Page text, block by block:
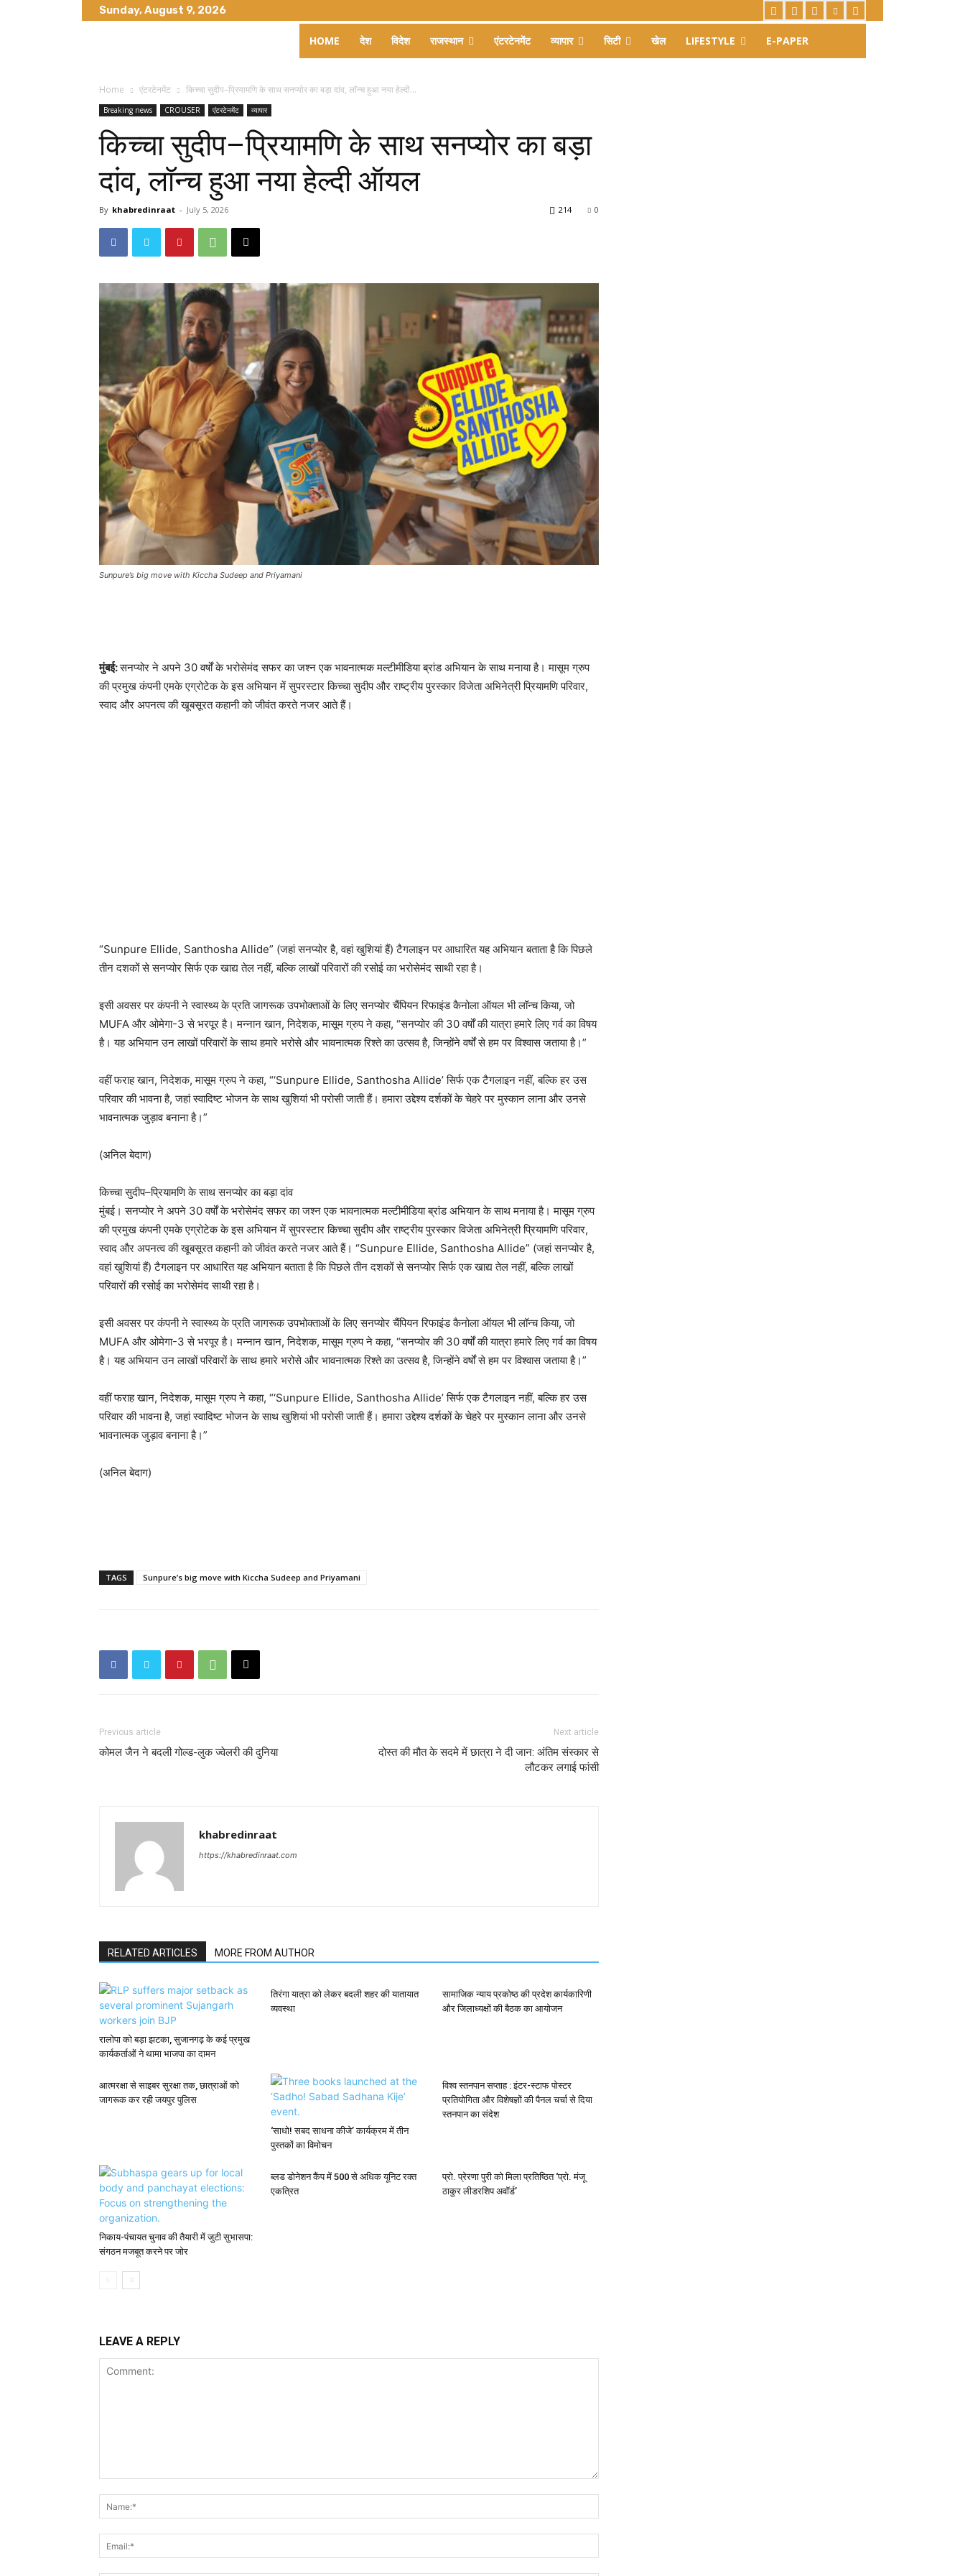
Sunday, August 9, 2026
HOME देश विदेश राजस्थान एंटरटेनमेंट व्यापार सिटी खेल LIFESTYLE E-PAPER
Home एंटरटेनमेंट किच्चा सुदीप–प्रियामणि के साथ सनप्योर का बड़ा दांव, लॉन्च हुआ नया हेल्दी...
Breaking news CROUSER एंटरटेनमेंट व्यापार
किच्चा सुदीप–प्रियामणि के साथ सनप्योर का बड़ा
दांव, लॉन्च हुआ नया हेल्दी ऑयल
By khabredinraat - July 5, 2026 0
214
Sunpure’s big move with Kiccha Sudeep and Priyamani
मुंबई:सनप्योर ने अपने 30 वर्षों के भरोसेमंद सफर का जश्न एक भावनात्मक मल्टीमीडिया ब्रांड अभियान के साथ मनाया है। मासूम ग्रुप
की प्रमुख कंपनी एमके एग्रोटेक के इस अभियान में सुपरस्टार किच्चा सुदीप और राष्ट्रीय पुरस्कार विजेता अभिनेत्री प्रियामणि परिवार,
स्वाद और अपनत्व की खूबसूरत कहानी को जीवंत करते नजर आते हैं।
“Sunpure Ellide, Santhosha Allide” (जहां सनप्योर है, वहां खुशियां हैं) टैगलाइन पर आधारित यह अभियान बताता है कि पिछले
तीन दशकों से सनप्योर सिर्फ एक खाद्य तेल नहीं, बल्कि लाखों परिवारों की रसोई का भरोसेमंद साथी रहा है।
इसी अवसर पर कंपनी ने स्वास्थ्य के प्रति जागरूक उपभोक्ताओं के लिए सनप्योर चैंपियन रिफाइंड कैनोला ऑयल भी लॉन्च किया, जो
MUFA और ओमेगा-3 से भरपूर है। मन्नान खान, निदेशक, मासूम ग्रुप ने कहा, “सनप्योर की 30 वर्षों की यात्रा हमारे लिए गर्व का विषय
है। यह अभियान उन लाखों परिवारों के साथ हमारे भरोसे और भावनात्मक रिश्ते का उत्सव है, जिन्होंने वर्षों से हम पर विश्वास जताया है।”
वहीं फराह खान, निदेशक, मासूम ग्रुप ने कहा, “‘Sunpure Ellide, Santhosha Allide’ सिर्फ एक टैगलाइन नहीं, बल्कि हर उस
परिवार की भावना है, जहां स्वादिष्ट भोजन के साथ खुशियां भी परोसी जाती हैं। हमारा उद्देश्य दर्शकों के चेहरे पर मुस्कान लाना और उनसे
भावनात्मक जुड़ाव बनाना है।”
(अनिल बेदाग)
किच्चा सुदीप–प्रियामणि के साथ सनप्योर का बड़ा दांव
मुंबई। सनप्योर ने अपने 30 वर्षों के भरोसेमंद सफर का जश्न एक भावनात्मक मल्टीमीडिया ब्रांड अभियान के साथ मनाया है। मासूम ग्रुप
की प्रमुख कंपनी एमके एग्रोटेक के इस अभियान में सुपरस्टार किच्चा सुदीप और राष्ट्रीय पुरस्कार विजेता अभिनेत्री प्रियामणि परिवार,
स्वाद और अपनत्व की खूबसूरत कहानी को जीवंत करते नजर आते हैं। “Sunpure Ellide, Santhosha Allide” (जहां सनप्योर है,
वहां खुशियां हैं) टैगलाइन पर आधारित यह अभियान बताता है कि पिछले तीन दशकों से सनप्योर सिर्फ एक खाद्य तेल नहीं, बल्कि लाखों
परिवारों की रसोई का भरोसेमंद साथी रहा है।
इसी अवसर पर कंपनी ने स्वास्थ्य के प्रति जागरूक उपभोक्ताओं के लिए सनप्योर चैंपियन रिफाइंड कैनोला ऑयल भी लॉन्च किया, जो
MUFA और ओमेगा-3 से भरपूर है। मन्नान खान, निदेशक, मासूम ग्रुप ने कहा, “सनप्योर की 30 वर्षों की यात्रा हमारे लिए गर्व का विषय
है। यह अभियान उन लाखों परिवारों के साथ हमारे भरोसे और भावनात्मक रिश्ते का उत्सव है, जिन्होंने वर्षों से हम पर विश्वास जताया है।”
वहीं फराह खान, निदेशक, मासूम ग्रुप ने कहा, “‘Sunpure Ellide, Santhosha Allide’ सिर्फ एक टैगलाइन नहीं, बल्कि हर उस
परिवार की भावना है, जहां स्वादिष्ट भोजन के साथ खुशियां भी परोसी जाती हैं। हमारा उद्देश्य दर्शकों के चेहरे पर मुस्कान लाना और उनसे
भावनात्मक जुड़ाव बनाना है।”
(अनिल बेदाग)
TAGS Sunpure’s big move with Kiccha Sudeep and Priyamani
Previous article
कोमल जैन ने बदली गोल्ड-लुक ज्वेलरी की दुनिया
Next article
दोस्त की मौत के सदमे में छात्रा ने दी जान: अंतिम संस्कार से
लौटकर लगाई फांसी
khabredinraat
https://khabredinraat.com
RELATED ARTICLES MORE FROM AUTHOR
रालोपा को बड़ा झटका, सुजानगढ़ के कई प्रमुख
कार्यकर्ताओं ने थामा भाजपा का दामन
तिरंगा यात्रा को लेकर बदली शहर की यातायात
व्यवस्था
सामाजिक न्याय प्रकोष्ठ की प्रदेश कार्यकारिणी
और जिलाध्यक्षों की बैठक का आयोजन
आत्मरक्षा से साइबर सुरक्षा तक, छात्राओं को
जागरूक कर रही जयपुर पुलिस
‘साधो! सबद साधना कीजे’ कार्यक्रम में तीन
पुस्तकों का विमोचन
विश्व स्तनपान सप्ताह : इंटर-स्टाफ पोस्टर
प्रतियोगिता और विशेषज्ञों की पैनल चर्चा से दिया
स्तनपान का संदेश
निकाय-पंचायत चुनाव की तैयारी में जुटी सुभासपा:
संगठन मजबूत करने पर जोर
ब्लड डोनेशन कैंप में 500 से अधिक यूनिट रक्त
एकत्रित
प्रो. प्रेरणा पुरी को मिला प्रतिष्ठित ‘प्रो. मंजू
ठाकुर लीडरशिप अवॉर्ड’
LEAVE A REPLY